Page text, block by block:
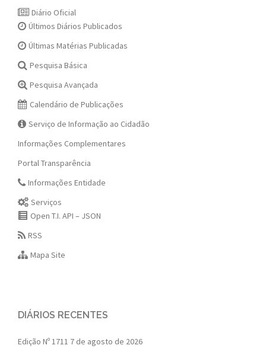
Diário Oficial
Últimos Diários Publicados
Últimas Matérias Publicadas
Pesquisa Básica
Pesquisa Avançada
Calendário de Publicações
Serviço de Informação ao Cidadão
Informações Complementares
Portal Transparência
Informações Entidade
Serviços
Open T.I. API – JSON
RSS
Mapa Site
DIÁRIOS RECENTES
Edição Nº 1711 7 de agosto de 2026